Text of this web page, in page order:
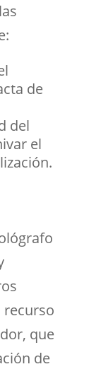
de
del
el
recurso
que
de